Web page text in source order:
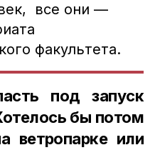
все они —
факультета.
под запуск
бы потом
ветропарке или